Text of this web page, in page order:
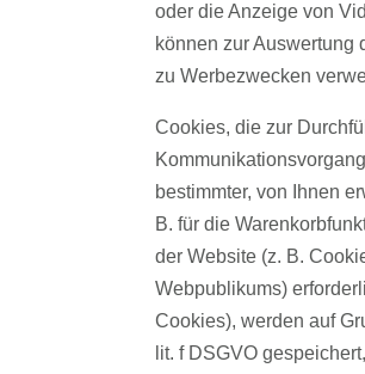
oder die Anzeige von
können zur Auswertung
zu Werbezwecken
Cookies, die zur
bestimmter, von Ihnen
B. für die
der Website (z. B.
Webpublikums)
Cookies), werden auf
lit. f DSGVO